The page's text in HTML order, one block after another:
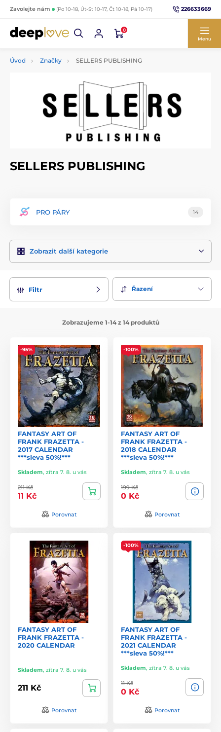
Zavolejte nám (Po 10-18, Út-St 10-17, Čt 10-18, Pá 10-17) 226633669
0
Menu
Úvod Značky SELLERS PUBLISHING
SELLERS PUBLISHING
PRO PÁRY 14
Zobrazit další kategorie
Filtr Řazení
Zobrazujeme 1-14 z 14 produktů
-95%
FANTASY ART OF
FRANK FRAZETTA -
2017 CALENDAR
***sleva 50%!***
Skladem, zítra 7. 8. u vás
211 Kč
11 Kč
Porovnat
-100%
FANTASY ART OF
FRANK FRAZETTA -
2018 CALENDAR
***sleva 50%!***
Skladem, zítra 7. 8. u vás
199 Kč
0 Kč
Porovnat
FANTASY ART OF
FRANK FRAZETTA -
2020 CALENDAR
Skladem, zítra 7. 8. u vás
211 Kč
Porovnat
-100%
FANTASY ART OF
FRANK FRAZETTA -
2021 CALENDAR
***sleva 50%!***
Skladem, zítra 7. 8. u vás
11 Kč
0 Kč
Porovnat